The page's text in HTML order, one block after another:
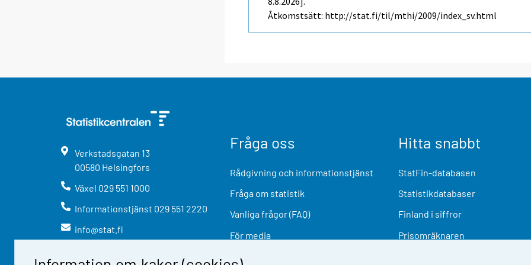
Åtkomstsätt: http://stat.fi/til/mthi/2009/index_sv.html
Verkstadsgatan 13
00580 Helsingfors
Växel 029 551 1000
Informationstjänst 029 551 2220
info@stat.fi
Fråga oss
Rådgivning och informationstjänst
Fråga om statistik
Vanliga frågor (FAQ)
För media
Hitta snabbt
StatFin-databasen
Statistikdatabaser
Finland i siffror
Prisomräknaren